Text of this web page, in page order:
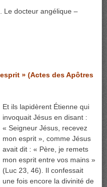
Le docteur angélique –
» (Actes des Apôtres
Et ils lapidèrent Étienne qui
invoquait Jésus en disant :
« Seigneur Jésus, recevez
mon esprit », comme Jésus
avait dit : « Père, je remets
mon esprit entre vos mains »
(Luc 23, 46). Il confessait
une fois encore la divinité de